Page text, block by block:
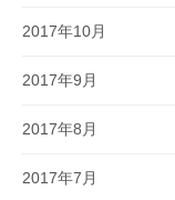
2017年10月
2017年9月
2017年8月
2017年7月